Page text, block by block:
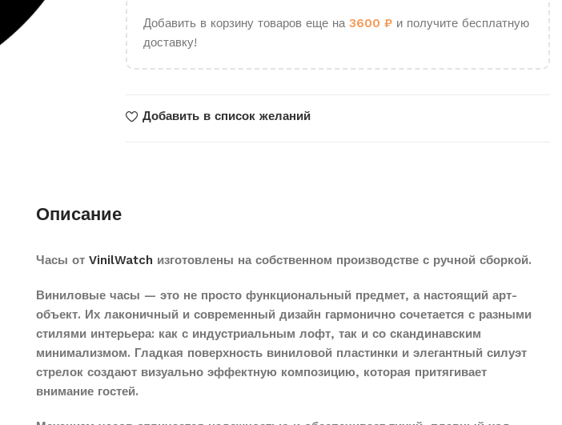
Добавить в корзину товаров еще на 3600 ₽и получите бесплатную
доставку!
Добавить в список желаний
Описание
Часы от VinilWatch изготовлены на собственном производстве с ручной сборкой.
Виниловые часы — это не просто функциональный предмет, а настоящий арт-
объект. Их лаконичный и современный дизайн гармонично сочетается с разными
стилями интерьера: как с индустриальным лофт, так и со скандинавским
минимализмом. Гладкая поверхность виниловой пластинки и элегантный силуэт
стрелок создают визуально эффектную композицию, которая притягивает
внимание гостей.